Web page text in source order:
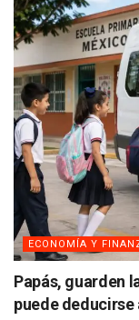
ECONOMÍA Y
Papás, guarden
puede deducirse